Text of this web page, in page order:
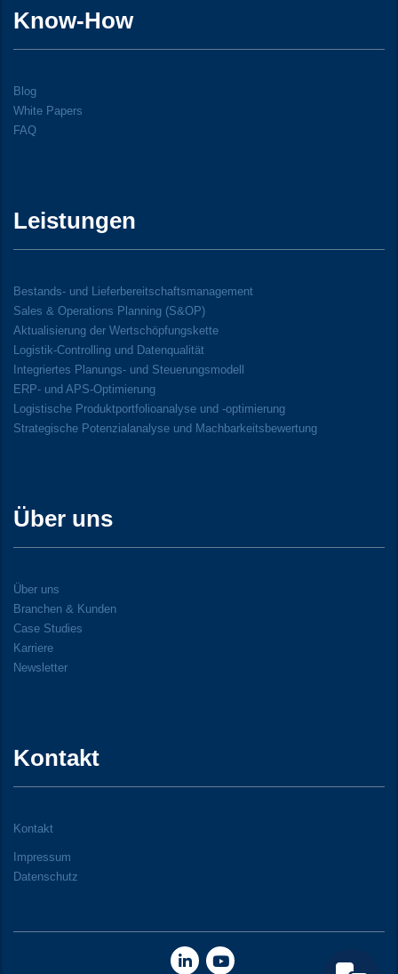
Know-How
Blog
White Papers
FAQ
Leistungen
Bestands- und Lieferbereitschaftsmanagement
Sales & Operations Planning (S&OP)
Aktualisierung der Wertschöpfungskette
Logistik-Controlling und Datenqualität
Integriertes Planungs- und Steuerungsmodell
ERP- und APS-Optimierung
Logistische Produktportfolioanalyse und -optimierung
Strategische Potenzialanalyse und Machbarkeitsbewertung
Über uns
Über uns
Branchen & Kunden
Case Studies
Karriere
Newsletter
Kontakt
Kontakt
Impressum
Datenschutz